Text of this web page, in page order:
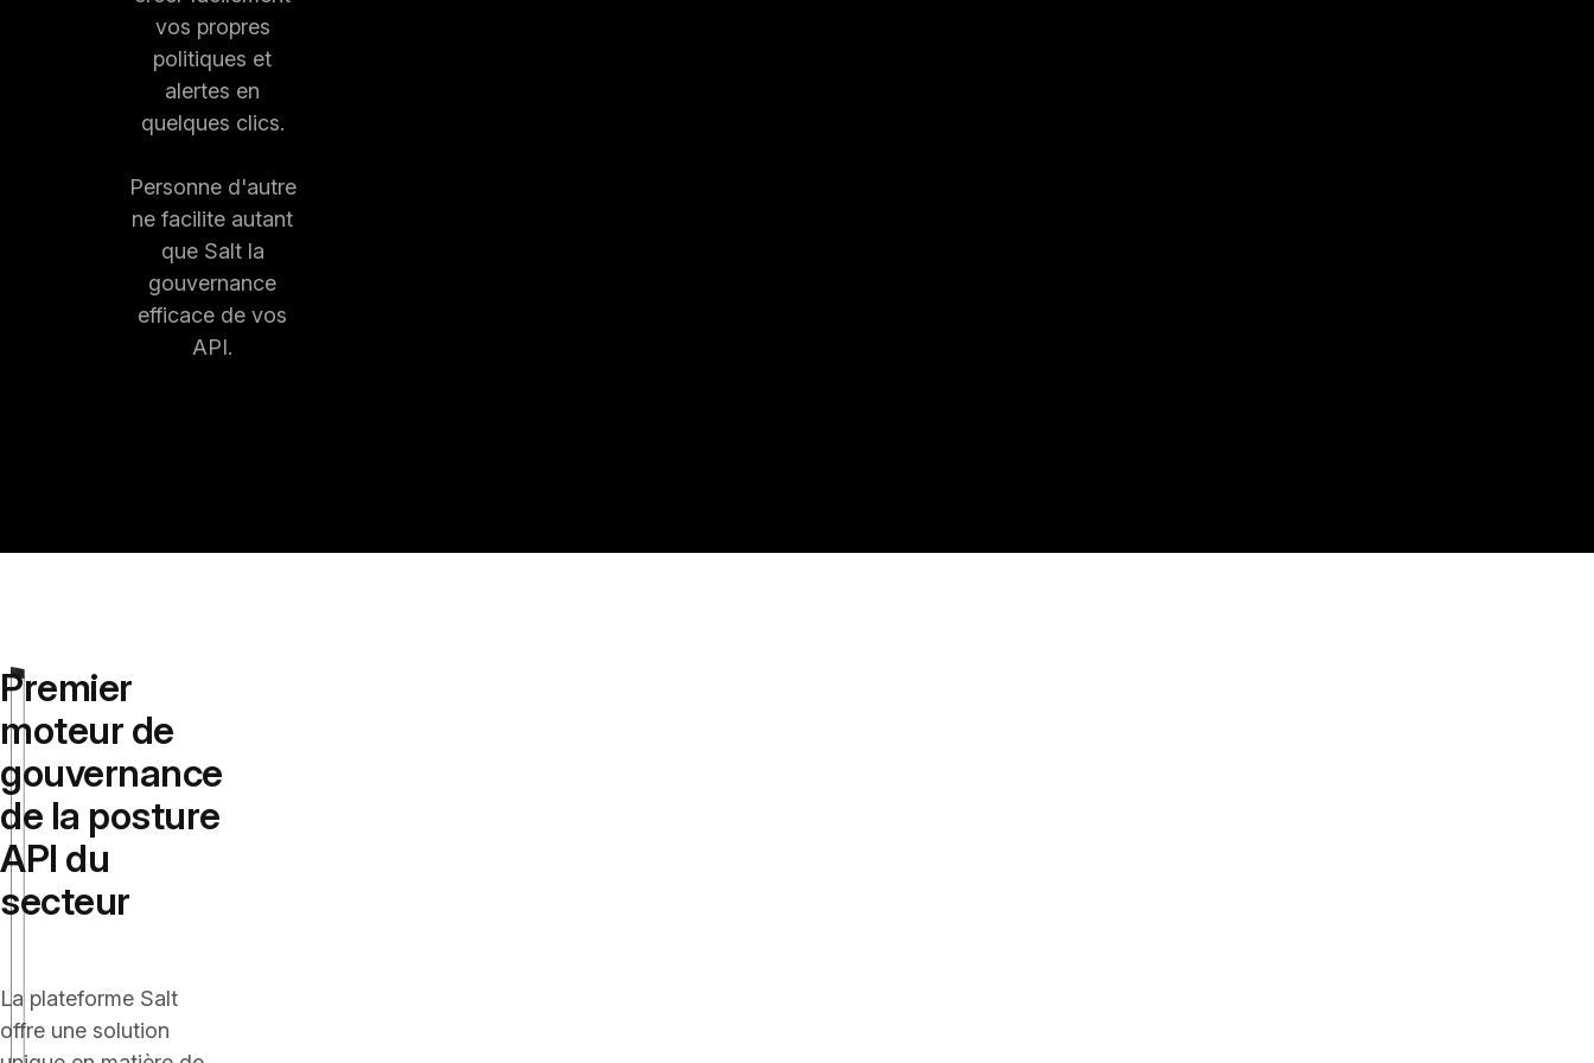
vos propres
politiques et
alertes en
quelques clics.
Personne d'autre
ne facilite autant
que Salt la
gouvernance
efficace de vos
API.
Premier
moteur de
gouvernance
de la posture
API du
secteur
La plateforme Salt
offre une solution